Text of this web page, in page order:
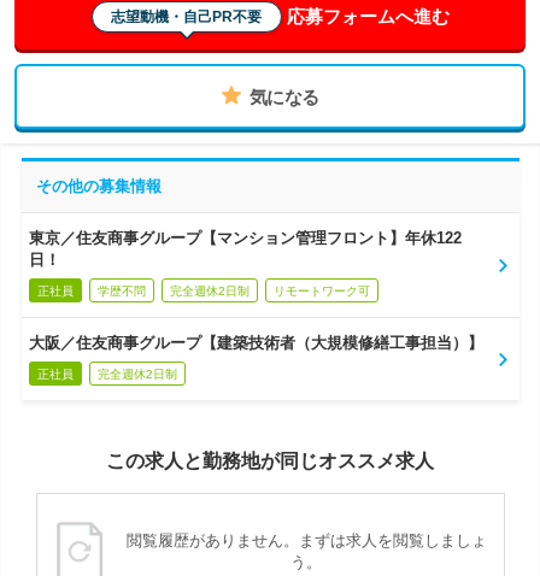
志望動機・自己PR不要 応募フォームへ進む
気になる
その他の募集情報
東京／住友商事グループ【マンション管理フロント】年休122
日！
正社員 学歴不問 完全週休2日制 リモートワーク可
大阪／住友商事グループ【建築技術者（大規模修繕工事担当）】
正社員 完全週休2日制
この求人と勤務地が同じオススメ求人
閲覧履歴がありません。まずは求人を閲覧しましょ
う。